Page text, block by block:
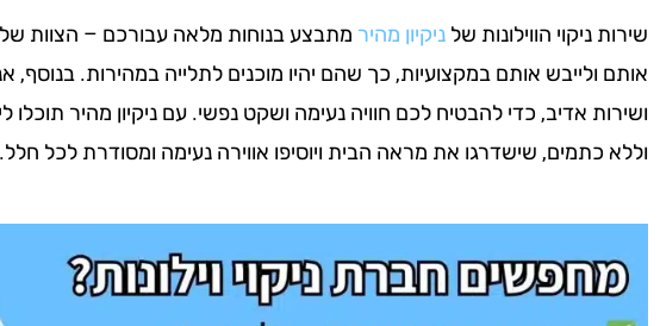
שירות ניקוי הווילונות של ניקיון מהיר מתבצע בנוחות מלאה עבורכם – הצוות
אותם ולייבש אותם במקצועיות, כך שהם יהיו מוכנים לתלייה במהירות. בנוסף,
ושירות אדיב, כדי להבטיח לכם חוויה נעימה ושקט נפשי. עם ניקיון מהיר תוכלו
וללא כתמים, שישדרגו את מראה הבית ויוסיפו אווירה נעימה ומסודרת לכל חלל.